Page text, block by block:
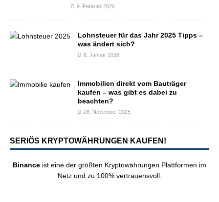
9. Februar 2026
Lohnsteuer für das Jahr 2025 Tipps –
was ändert sich?
8. Januar 2026
Immobilien direkt vom Bauträger
kaufen – was gibt es dabei zu
beachten?
26. November 2025
SERIÖS KRYPTOWÄHRUNGEN KAUFEN!
Binance ist eine der größten Kryptowährungen Plattformen im
Netz und zu 100% vertrauensvoll.